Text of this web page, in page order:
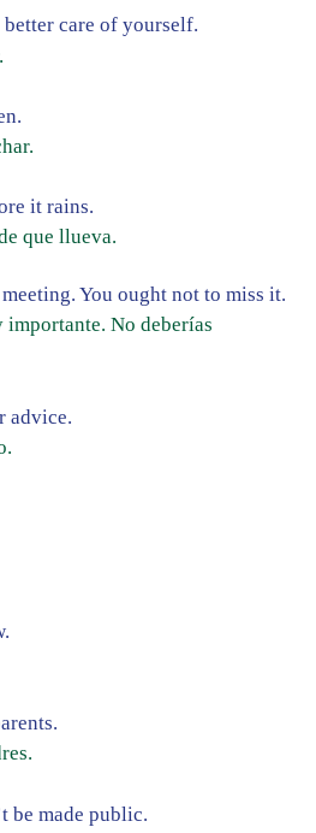
care of yourself.
it rains.
que llueva.
You ought not to miss it.
importante. No deberías
advice.
be made public.